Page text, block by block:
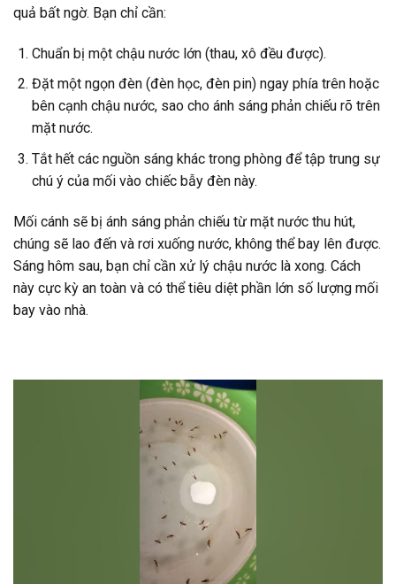
quả bất ngờ. Bạn chỉ cần:
Chuẩn bị một chậu nước lớn (thau, xô đều được).
Đặt một ngọn đèn (đèn học, đèn pin) ngay phía trên hoặc
bên cạnh chậu nước, sao cho ánh sáng phản chiếu rõ trên
mặt nước.
Tắt hết các nguồn sáng khác trong phòng để tập trung sự
chú ý của mối vào chiếc bẫy đèn này.
Mối cánh sẽ bị ánh sáng phản chiếu từ mặt nước thu hút,
chúng sẽ lao đến và rơi xuống nước, không thể bay lên được.
Sáng hôm sau, bạn chỉ cần xử lý chậu nước là xong. Cách
này cực kỳ an toàn và có thể tiêu diệt phần lớn số lượng mối
bay vào nhà.